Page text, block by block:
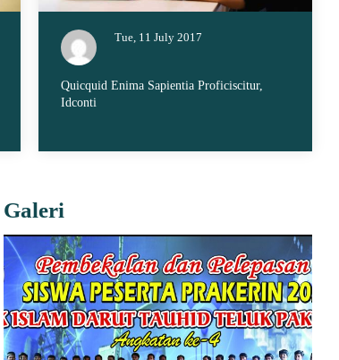
Tue, 11 July 2017
Quicquid Enima Sapientia Proficiscitur,
Idconti
Galeri